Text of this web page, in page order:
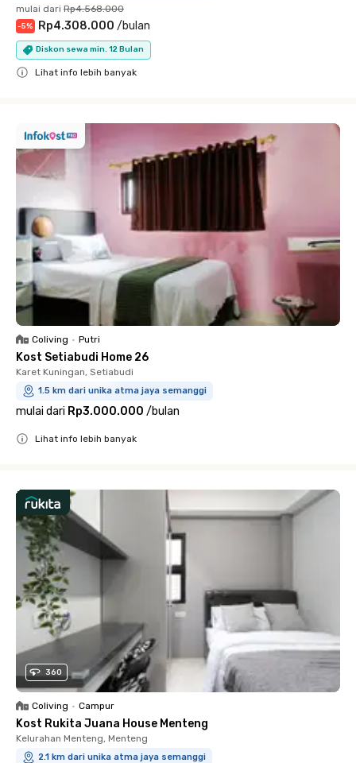
mulai dari Rp4.568.000
-5% Rp4.308.000 /bulan
Diskon sewa min. 12 Bulan
Lihat info lebih banyak
Coliving • Putri
Kost Setiabudi Home 26
Karet Kuningan, Setiabudi
1.5 km dari unika atma jaya semanggi
mulai dari Rp3.000.000 /bulan
Lihat info lebih banyak
360
Coliving • Campur
Kost Rukita Juana House Menteng
Kelurahan Menteng, Menteng
2.1 km dari unika atma jaya semanggi